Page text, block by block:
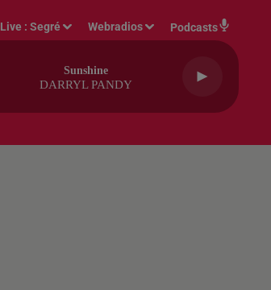
Live :Segré Webradios Podcasts
Sunshine
DARRYL PANDY